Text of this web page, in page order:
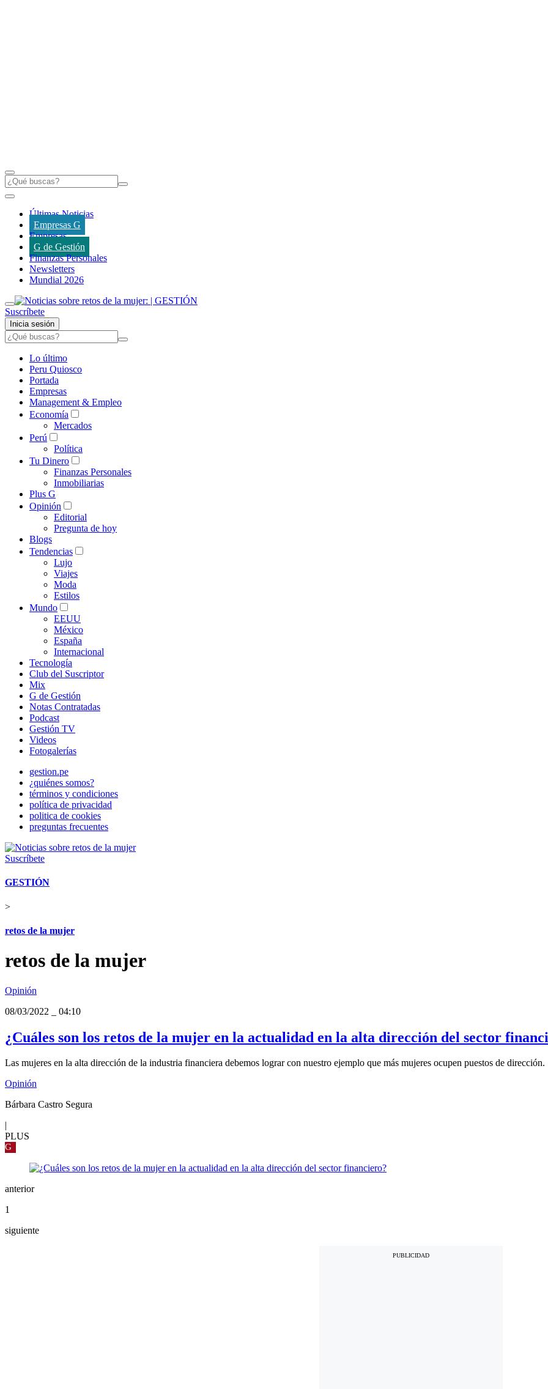
Últimas Noticias
Empresas G
Empresas
G de Gestión
Finanzas Personales
Newsletters
Mundial 2026
Suscríbete
Inicia sesión
Lo último
Peru Quiosco
Portada
Empresas
Management & Empleo
Economía
Mercados
Perú
Política
Tu Dinero
Finanzas Personales
Inmobiliarias
Plus G
Opinión
Editorial
Pregunta de hoy
Blogs
Tendencias
Lujo
Viajes
Moda
Estilos
Mundo
EEUU
México
España
Internacional
Tecnología
Club del Suscriptor
Mix
G de Gestión
Notas Contratadas
Podcast
Gestión TV
Videos
Fotogalerías
gestion.pe
¿quiénes somos?
términos y condiciones
política de privacidad
politica de cookies
preguntas frecuentes
Suscríbete
GESTIÓN
>
retos de la mujer
retos de la mujer
Opinión
08/03/2022
04:10
¿Cuáles son los retos de la mujer en la actualidad en la alta dirección del sector
Las mujeres en la alta dirección de la industria financiera debemos lograr con nuestro ejemplo que más mujeres ocupen puestos de dirección.
Opinión
Bárbara Castro Segura
PLUS
G
anterior
1
siguiente